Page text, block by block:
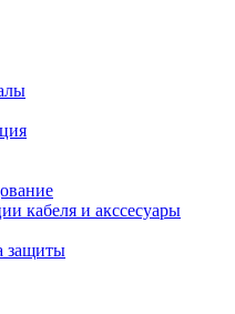
кабеля и акссесуары
защиты